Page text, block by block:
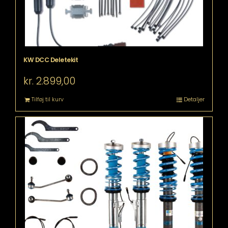
KW DCC Deletekit
kr. 2.899,00
Tilføj til kurv Detaljer